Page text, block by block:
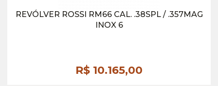
REVÓLVER ROSSI RM66 CAL. .38SPL / .357MAG
INOX 6
R$ 10.165,00